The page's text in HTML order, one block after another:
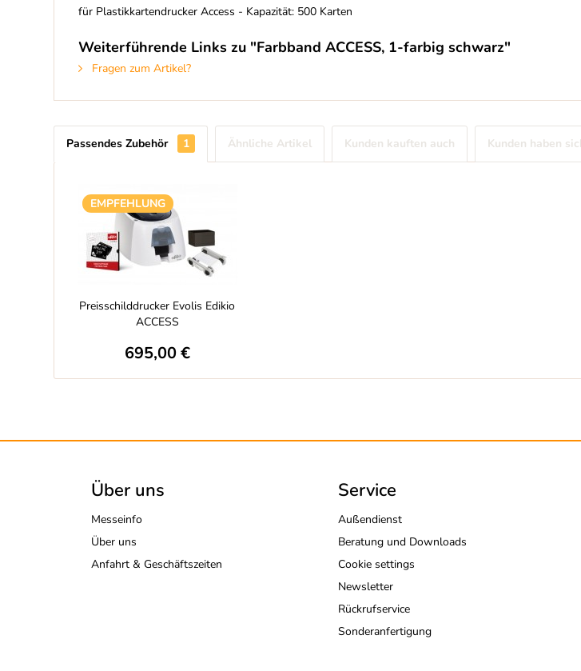
für Plastikkartendrucker Access - Kapazität: 500 Karten
Weiterführende Links zu "Farbband ACCESS, 1-farbig schwarz"
Fragen zum Artikel?
Passendes Zubehör 1 Ähnliche Artikel Kunden kauften auch Kunden haben
EMPFEHLUNG
Preisschilddrucker Evolis Edikio
ACCESS
695,00 €
Über uns
Messeinfo
Über uns
Anfahrt & Geschäftszeiten
Service
Außendienst
Beratung und Downloads
Cookie settings
Newsletter
Rückrufservice
Sonderanfertigung